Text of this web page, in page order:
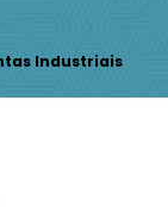
Industriais